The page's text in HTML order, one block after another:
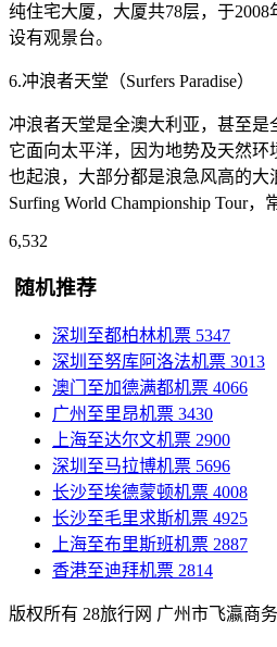
纯住宅大厦，大厦共78层，于2008
设有观景台。
6.冲浪者天堂（Surfers Paradise）
冲浪者天堂是全澳大利亚，甚至是
它面向太平洋，因为地势及天然
也起浪，大部分都是浪急风高的
Surfing World Championship Tour，
6,532
随机推荐
深圳至都柏林机票 5347
深圳至努库阿洛法机票 3013
澳门至加德满都机票 4066
广州至里昂机票 3430
上海至达尔文机票 2900
深圳至马拉博机票 5696
长沙至埃德蒙顿机票 4008
长沙至毛里求斯机票 4925
上海至布里斯班机票 2887
香港至迪拜机票 2814
版权所有 28旅行网 广州市飞瀛商